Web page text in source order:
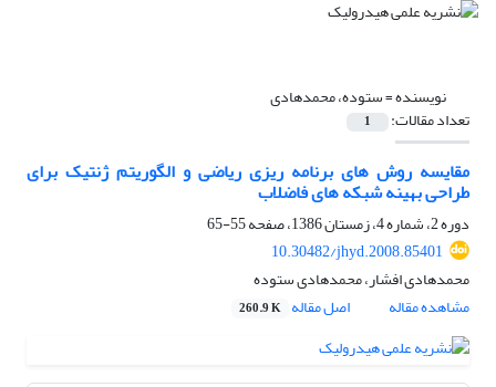
نویسنده =ستوده، محمدهادی
تعداد مقالات: 1
مقایسه روش های برنامه ریزی ریاضی و الگوریتم ژنتیک برای
طراحی بهینه شبکه های فاضلاب
دوره 2، شماره 4، زمستان 1386، صفحه
55-65
10.30482/jhyd.2008.85401
محمدهادی افشار، محمدهادی ستوده
مشاهده مقاله
اصل مقاله 260.9 K